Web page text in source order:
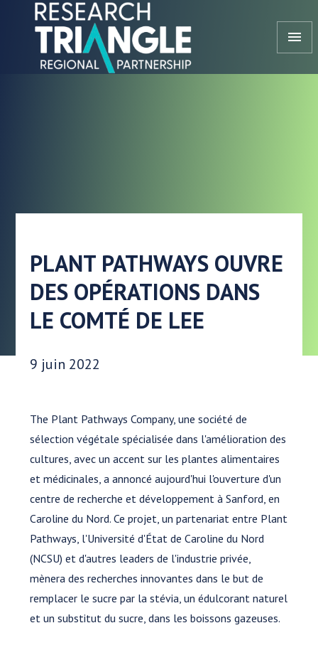
Aller au contenu
menu
PLANT PATHWAYS OUVRE
DES OPÉRATIONS DANS
LE COMTÉ DE LEE
Date publiée:
9 juin 2022
The Plant Pathways Company, une société de
sélection végétale spécialisée dans l'amélioration des
cultures, avec un accent sur les plantes alimentaires
et médicinales, a annoncé aujourd'hui l'ouverture d'un
centre de recherche et développement à Sanford, en
Caroline du Nord. Ce projet, un partenariat entre Plant
Pathways, l'Université d'État de Caroline du Nord
(NCSU) et d'autres leaders de l'industrie privée,
mènera des recherches innovantes dans le but de
remplacer le sucre par la stévia, un édulcorant naturel
et un substitut du sucre, dans les boissons gazeuses.